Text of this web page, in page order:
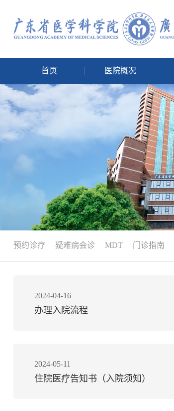
首页 医院概况
预约诊疗 疑难病会诊 MDT 门诊指南
2024-04-16
办理入院流程
2024-05-11
住院医疗告知书（入院须知）